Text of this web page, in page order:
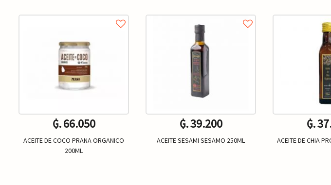
₲. 66.050
ACEITE DE COCO PRANA ORGANICO
200ML
₲. 39.200
ACEITE SESAMI SESAMO 250ML
₲.
ACEITE DE CHIA